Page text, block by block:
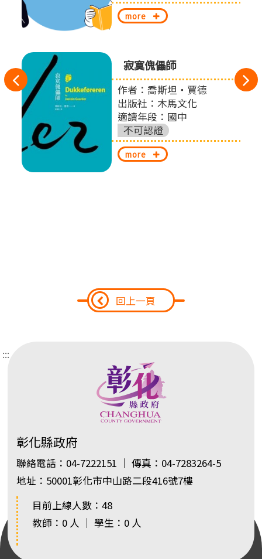
往
左
切
換
more
寂寞傀儡師
作者：喬斯坦‧賈德
出版社：木馬文化
適讀年段：國中
不可認證
more
回上一頁
:::
彰化縣政府
聯絡電話：04-7222151 ｜ 傳真：04-7283264-5
地址：50001彰化市中山路二段416號7樓
目前上線人數：48
教師：0 人 ｜ 學生：0 人